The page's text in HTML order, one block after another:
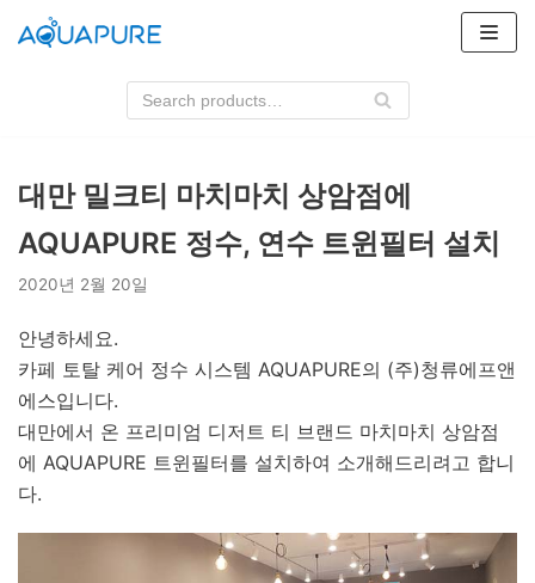
콘
너
뛰
기
대만 밀크티 마치마치 상암점에
AQUAPURE 정수, 연수 트윈필터 설치
2020년 2월 20일
안녕하세요.
카페 토탈 케어 정수 시스템 AQUAPURE의 (주)청류에프앤
에스입니다.
대만에서 온 프리미엄 디저트 티 브랜드 마치마치 상암점
에 AQUAPURE 트윈필터를 설치하여 소개해드리려고 합니
다.